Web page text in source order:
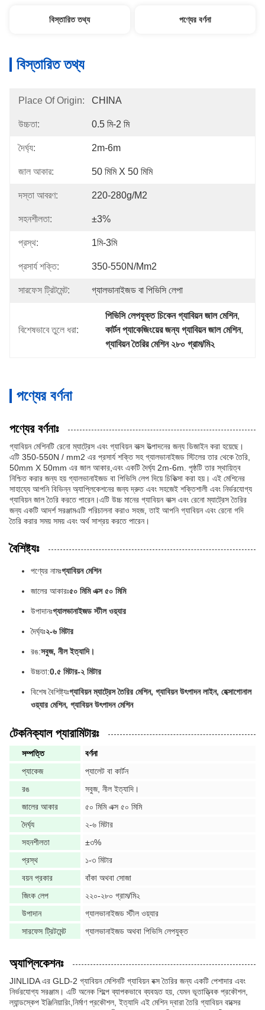
বিস্তারিত তথ্য পণ্যের বর্ণনা
বিস্তারিত তথ্য
Place Of Origin: CHINA
উচ্চতা: 0.5 মি-2 মি
দৈর্ঘ্য: 2m-6m
জাল আকার: 50 মিমি X 50 মিমি
দস্তা আবরণ: 220-280g/m2
সহনশীলতা: ±3%
প্রস্থ: 1মি-3মি
প্রসার্য শক্তি: 350-550N/mm2
সারফেস ট্রিটমেন্ট: গ্যালভানাইজড বা পিভিসি লেপা
বিশেষভাবে তুলে ধরা:
পিভিসি লেপযুক্ত চিকেন গ্যাবিয়ন জাল মেশিন,
কার্টন প্যাকেজিংয়ের জন্য গ্যাবিয়ন জাল মেশিন
গ্যাবিয়ন তৈরির মেশিন ২৮০ গ্রাম/মি২
পণ্যের বর্ণনা
পণ্যের বর্ণনাঃ
গ্যাবিয়ন মেশিনটি রেনো ম্যাট্রেস এবং গ্যাবিয়ন বাক্স উত্পাদনের জন্য ডিজাইন করা হয়েছে।
এটি 350-550N / mm2 এর প্রসার্য শক্তি সহ গ্যালভানাইজড স্টিলের তার থেকে তৈরি,
50mm X 50mm এর জাল আকার,এবং একটি দৈর্ঘ্য 2m-6m. পৃষ্ঠটি তার স্থায়িত্ব
নিশ্চিত করার জন্য হয় গ্যালভানাইজড বা পিভিসি লেপ দিয়ে চিকিত্সা করা হয়। এই মেশিনের
সাহায্যে আপনি বিভিন্ন অ্যাপ্লিকেশনের জন্য দ্রুত এবং সহজেই শক্তিশালী এবং নির্ভরযোগ্য
গ্যাবিয়ন জাল তৈরি করতে পারেন।এটি উচ্চ মানের গ্যাবিয়ন বাক্স এবং রেনো ম্যাট্রেস তৈরির
জন্য একটি আদর্শ সরঞ্জামএটি পরিচালনা করাও সহজ, তাই আপনি গ্যাবিয়ন এবং রেনো গদি
তৈরি করার সময় সময় এবং অর্থ সাশ্রয় করতে পারেন।
বৈশিষ্ট্যঃ
পণ্যের নামঃগ্যাবিয়ন মেশিন
জালের আকারঃ৫০ মিমি এক্স ৫০ মিমি
উপাদানঃগ্যালভানাইজড স্টীল ওয়্যার
দৈর্ঘ্যঃ২-৬ মিটার
রঙ:সবুজ, নীল ইত্যাদি।
উচ্চতা:0.৫ মিটার-২ মিটার
বিশেষ বৈশিষ্ট্যঃগ্যাবিয়ন ম্যাট্রেস তৈরির মেশিন, গ্যাবিয়ন উৎপাদন লাইন, হেক্সাগোনাল
ওয়্যার মেশিন, গ্যাবিয়ন উৎপাদন মেশিন
টেকনিক্যাল প্যারামিটারঃ
সম্পত্তি
বর্ণনা
প্যাকেজ
প্যালেট বা কার্টন
রঙ
সবুজ, নীল ইত্যাদি।
জালের আকার
৫০ মিমি এক্স ৫০ মিমি
দৈর্ঘ্য
২-৬ মিটার
সহনশীলতা
±৩%
প্রস্থ
১-৩ মিটার
বয়ন প্রকার
বাঁকা অথবা সোজা
জিংক লেপ
২২০-২৮০ গ্রাম/মি২
উপাদান
গ্যালভানাইজড স্টীল ওয়্যার
সারফেস ট্রিটমেন্ট
গ্যালভানাইজড অথবা পিভিসি লেপযুক্ত
অ্যাপ্লিকেশনঃ
JINLIDA এর GLD-2 গ্যাবিয়ন মেশিনটি গ্যাবিয়ন বক্স তৈরির জন্য একটি পেশাদার এবং
নির্ভরযোগ্য সরঞ্জাম। এটি অনেক শিল্পে ব্যাপকভাবে ব্যবহৃত হয়, যেমন ভূতাত্ত্বিক প্রকৌশল,
ল্যান্ডস্কেপ ইঞ্জিনিয়ারিং,নির্মাণ প্রকৌশল, ইত্যাদি এই মেশিন দ্বারা তৈরি গ্যাবিয়ন বাক্সের